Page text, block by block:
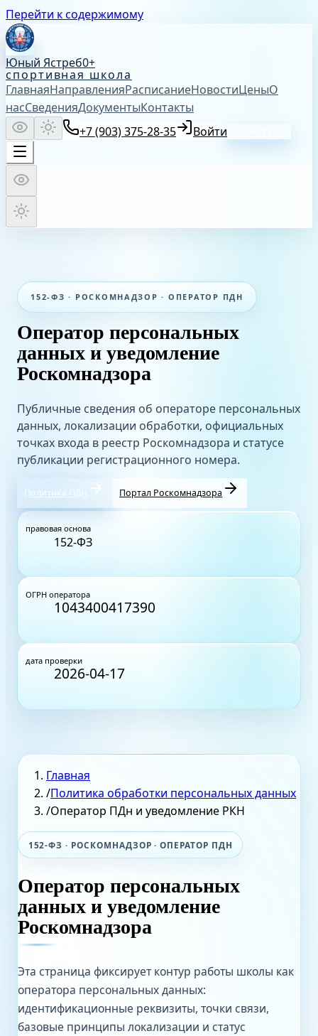
Перейти к содержимому
Юный Ястреб0+
спортивная школа
ГлавнаяНаправленияРасписаниеНовостиЦеныО
насСведенияДокументыКонтакты
+7 (903) 375-28-35
Войти
152-ФЗ · РОСКОМНАДЗОР · ОПЕРАТОР ПДН
Оператор персональных
данных и уведомление
Роскомнадзора
Публичные сведения об операторе персональных
данных, локализации обработки, официальных
точках входа в реестр Роскомнадзора и статусе
публикации регистрационного номера.
Политика ПДн Портал Роскомнадзора
правовая основа
152-ФЗ
ОГРН оператора
1043400417390
дата проверки
2026-04-17
Главная
/Политика обработки персональных данных
/Оператор ПДн и уведомление РКН
152-ФЗ · РОСКОМНАДЗОР · ОПЕРАТОР ПДН
Оператор персональных
данных и уведомление
Роскомнадзора
Эта страница фиксирует контур работы школы как
оператора персональных данных:
идентификационные реквизиты, точки связи,
базовые принципы локализации и статус